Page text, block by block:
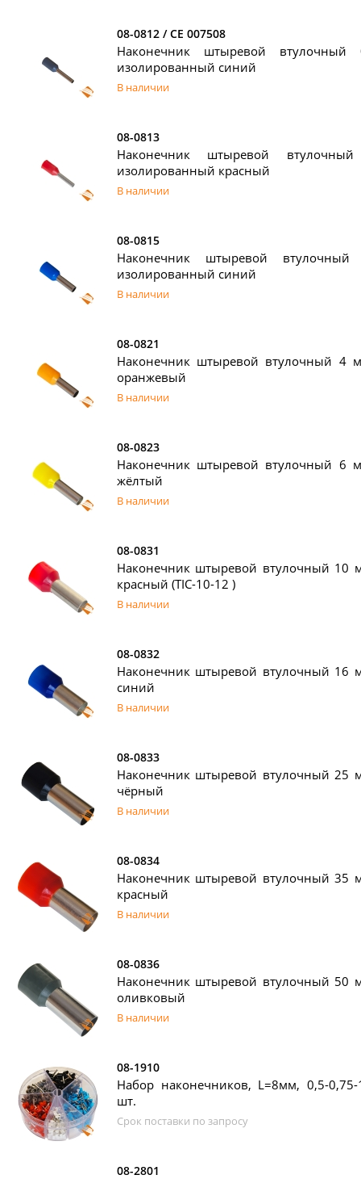
08-0812 / СЕ 007508
Наконечник штыревой
изолированный синий
В наличии
08-0813
Наконечник штыревой
изолированный красный
В наличии
08-0815
Наконечник штыревой
изолированный синий
В наличии
08-0821
Наконечник штыревой втулочный 4
оранжевый
В наличии
08-0823
Наконечник штыревой втулочный 6
жёлтый
В наличии
08-0831
Наконечник штыревой втулочный 10
красный (TIC-10-12 )
В наличии
08-0832
Наконечник штыревой втулочный 16
синий
В наличии
08-0833
Наконечник штыревой втулочный 25
чёрный
В наличии
08-0834
Наконечник штыревой втулочный 35
красный
В наличии
08-0836
Наконечник штыревой втулочный 50
оливковый
В наличии
08-1910
Набор наконечников, L=8мм, 0,5-
шт.
Срок поставки по запросу
08-2801